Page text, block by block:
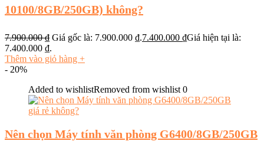
10100/8GB/250GB) không?
7.900.000₫ Giá gốc là: 7.900.000 ₫.7.400.000 ₫Giá hiện tại là:
7.400.000 ₫.
Thêm vào giỏ hàng +
- 20%
Added to wishlistRemoved from wishlist 0
Nên chọn Máy tính văn phòng G6400/8GB/250GB